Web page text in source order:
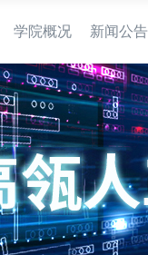
学院概况 新闻公告